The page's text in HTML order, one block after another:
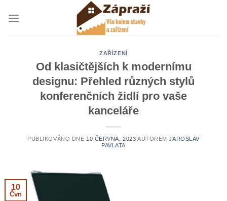
ZAŘÍZENÍ
Od klasičtějších k modernímu
designu: Přehled různých stylů
konferenčních židlí pro vaše
kanceláře
PUBLIKOVÁNO DNE 10 ČERVNA, 2023 AUTOREMJAROSLAV
PAVLATA
10
Čvn